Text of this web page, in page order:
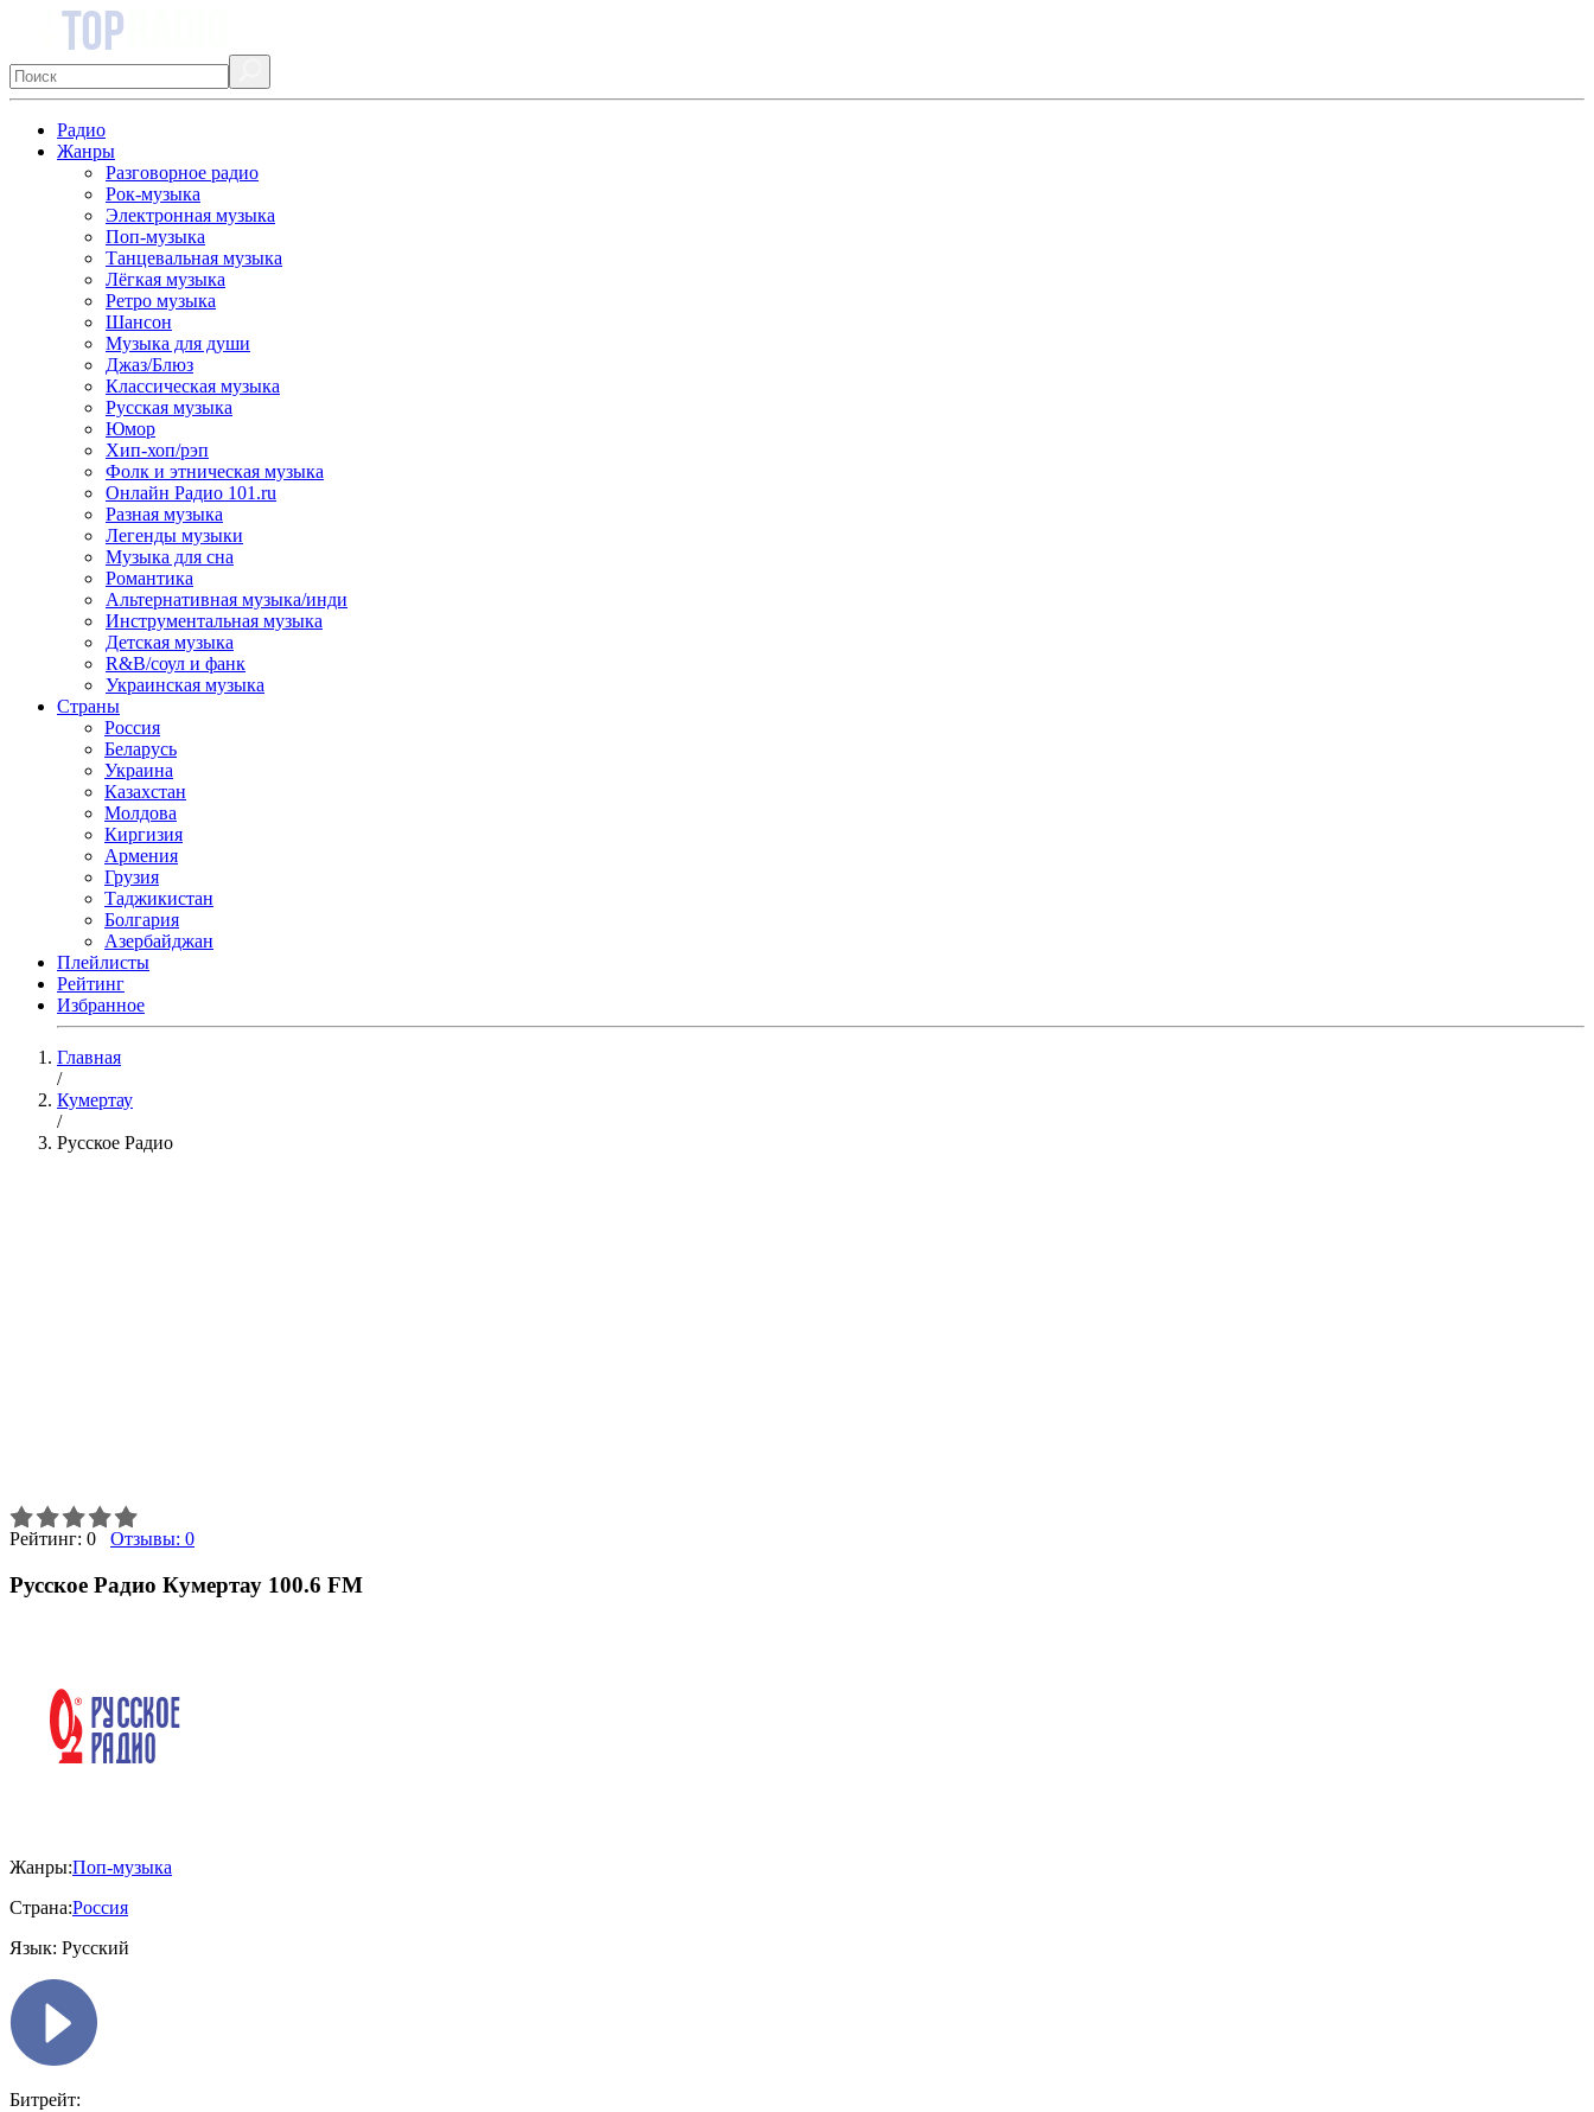
Радио
Жанры
Разговорное радио
Рок-музыка
Электронная музыка
Поп-музыка
Танцевальная музыка
Лёгкая музыка
Ретро музыка
Шансон
Музыка для души
Джаз/Блюз
Классическая музыка
Русская музыка
Юмор
Хип-хоп/рэп
Фолк и этническая музыка
Онлайн Радио 101.ru
Разная музыка
Легенды музыки
Музыка для сна
Романтика
Альтернативная музыка/инди
Инструментальная музыка
Детская музыка
R&B/cоул и фанк
Украинская музыка
Страны
Россия
Беларусь
Украина
Казахстан
Молдова
Киргизия
Армения
Грузия
Таджикистан
Болгария
Азербайджан
Плейлисты
Рейтинг
Избранное
Главная
/
Кумертау
/
Русское Радио
Рейтинг: 0 Отзывы: 0
Русское Радио Кумертау 100.6 FM
Жанры:Поп-музыка
Страна:Россия
Язык: Русский
Битрейт: